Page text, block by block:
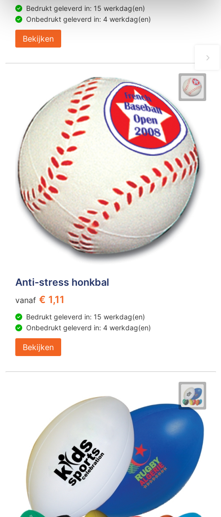
Bedrukt geleverd in: 15 werkdag(en)
Onbedrukt geleverd in: 4 werkdag(en)
Bekijken
Anti-stress honkbal
vanaf € 1,11
Bedrukt geleverd in: 15 werkdag(en)
Onbedrukt geleverd in: 4 werkdag(en)
Bekijken